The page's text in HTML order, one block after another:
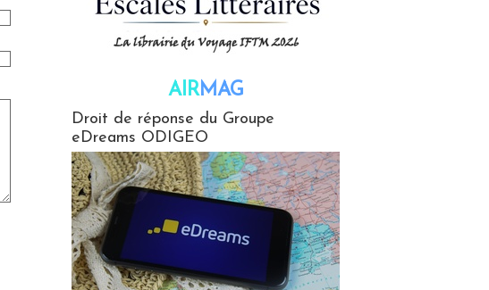
AIRMAG
Droit de réponse du Groupe
eDreams ODIGEO